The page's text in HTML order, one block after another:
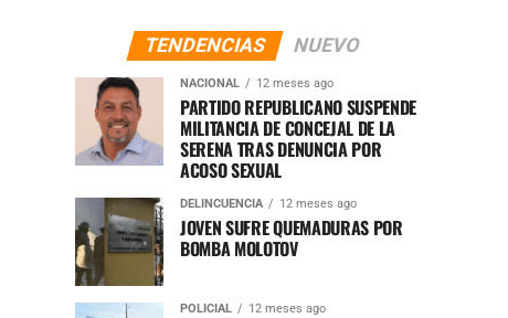
TENDENCIAS NUEVO
NACIONAL 12 meses ago
PARTIDO REPUBLICANO SUSPENDE
MILITANCIA DE CONCEJAL DE LA
SERENA TRAS DENUNCIA POR
ACOSO SEXUAL
DELINCUENCIA 12 meses ago
JOVEN SUFRE QUEMADURAS POR
BOMBA MOLOTOV
POLICIAL 12 meses ago